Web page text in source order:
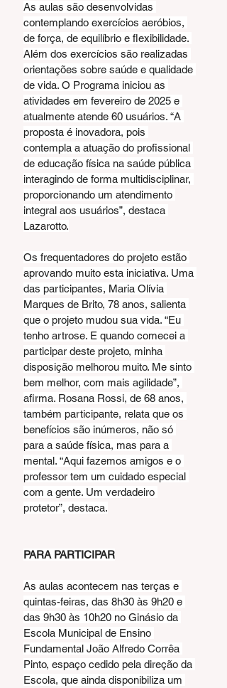
As aulas são desenvolvidas
contemplando exercícios aeróbios,
de força, de equilíbrio e flexibilidade.
Além dos exercícios são realizadas
orientações sobre saúde e qualidade
de vida. O Programa iniciou as
atividades em fevereiro de 2025 e
atualmente atende 60 usuários. “A
proposta é inovadora, pois
contempla a atuação do profissional
de educação física na saúde pública
interagindo de forma multidisciplinar,
proporcionando um atendimento
integral aos usuários”, destaca
Lazarotto.
Os frequentadores do projeto estão
aprovando muito esta iniciativa. Uma
das participantes, Maria Olívia
Marques de Brito, 78 anos, salienta
que o projeto mudou sua vida. “Eu
tenho artrose. E quando comecei a
participar deste projeto, minha
disposição melhorou muito. Me sinto
bem melhor, com mais agilidade”,
afirma. Rosana Rossi, de 68 anos,
também participante, relata que os
benefícios são inúmeros, não só
para a saúde física, mas para a
mental. “Aqui fazemos amigos e o
professor tem um cuidado especial
com a gente. Um verdadeiro
protetor”, destaca.
PARA PARTICIPAR
As aulas acontecem nas terças e
quintas-feiras, das 8h30 às 9h20 e
das 9h30 às 10h20 no Ginásio da
Escola Municipal de Ensino
Fundamental João Alfredo Corrêa
Pinto, espaço cedido pela direção da
Escola, que ainda disponibiliza um